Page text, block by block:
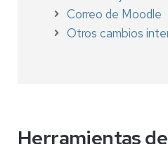
Correo de Moodle
Otros cambios
Herramientas